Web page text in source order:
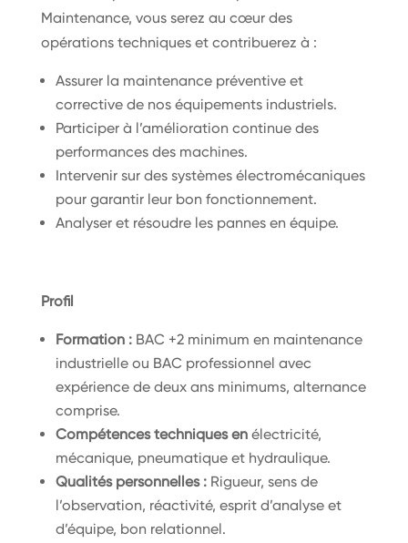
Maintenance, vous serez au cœur des
opérations techniques et contribuerez à :
Assurer la maintenance préventive et
corrective de nos équipements industriels.
Participer à l’amélioration continue des
performances des machines.
Intervenir sur des systèmes électromécaniques
pour garantir leur bon fonctionnement.
Analyser et résoudre les pannes en équipe.
Profil
Formation :BAC +2 minimum en maintenance
industrielle ou BAC professionnel avec
expérience de deux ans minimums, alternance
comprise.
Compétences techniques en électricité,
mécanique, pneumatique et hydraulique.
Qualités personnelles :Rigueur, sens de
l’observation, réactivité, esprit d’analyse et
d’équipe, bon relationnel.